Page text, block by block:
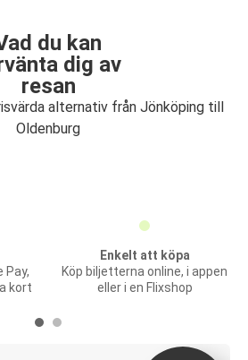
du kan
dig av
resan
alternativ från Jönköping till
Oldenburg
Pay,
kort
Enkelt att köpa
Köp biljetterna online, i appen
eller i en Flixshop